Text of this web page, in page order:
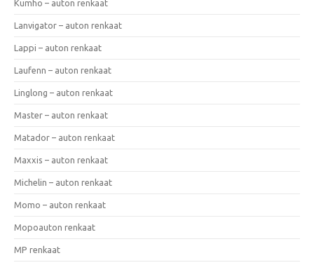
Kumho – auton renkaat
Lanvigator – auton renkaat
Lappi – auton renkaat
Laufenn – auton renkaat
Linglong – auton renkaat
Master – auton renkaat
Matador – auton renkaat
Maxxis – auton renkaat
Michelin – auton renkaat
Momo – auton renkaat
Mopoauton renkaat
MP renkaat